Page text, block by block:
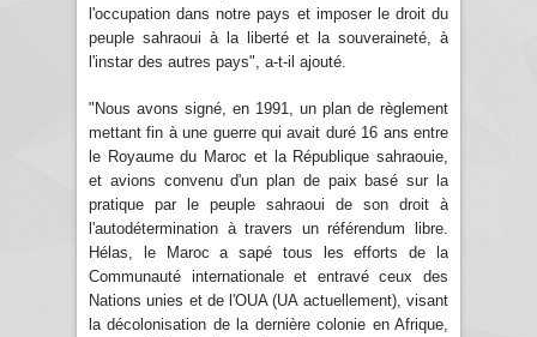
l'occupation dans notre pays et imposer le droit du
peuple sahraoui à la liberté et la souveraineté, à
l'instar des autres pays", a-t-il ajouté.
"Nous avons signé, en 1991, un plan de règlement
mettant fin à une guerre qui avait duré 16 ans entre
le Royaume du Maroc et la République sahraouie,
et avions convenu d'un plan de paix basé sur la
pratique par le peuple sahraoui de son droit à
l'autodétermination à travers un référendum libre.
Hélas, le Maroc a sapé tous les efforts de la
Communauté internationale et entravé ceux des
Nations unies et de l'OUA (UA actuellement), visant
la décolonisation de la dernière colonie en Afrique,